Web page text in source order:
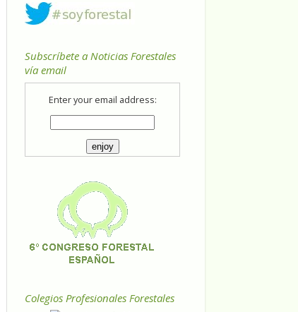
Subscríbete a Noticias Forestales
vía email
Enter your email address:
Colegios Profesionales Forestales